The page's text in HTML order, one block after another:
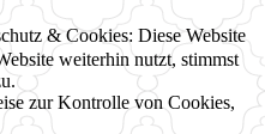
& Cookies: Diese Website
weiterhin nutzt, stimmst
zur Kontrolle von Cookies,